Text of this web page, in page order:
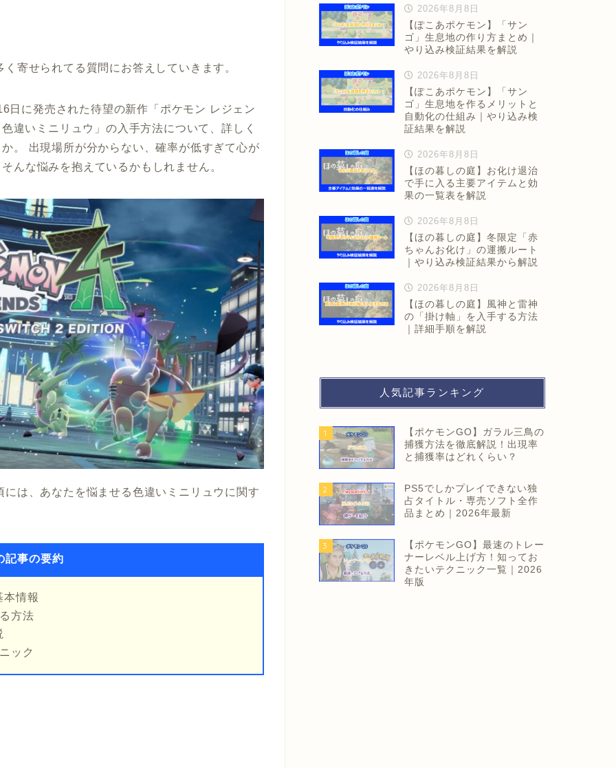
寄せられてる質問にお答えしていきます。
日に発売された待望の新作「ポケモン レジェン
違いミニリュウ」の入手方法について、詳しく
。 出現場所が分からない、確率が低すぎて心が
んな悩みを抱えているかもしれません。
は、あなたを悩ませる色違いミニリュウに関す
記事の要約
情報
方法
ック
2026年8月8日
【ぽこあポケモン】「サン
ゴ」生息地の作り方まとめ｜
やり込み検証結果を解説
2026年8月8日
【ぽこあポケモン】「サン
ゴ」生息地を作るメリットと
自動化の仕組み｜やり込み検
証結果を解説
2026年8月8日
【ほの暮しの庭】お化け退治
で手に入る主要アイテムと効
果の一覧表を解説
2026年8月8日
【ほの暮しの庭】冬限定「赤
ちゃんお化け」の運搬ルート
｜やり込み検証結果から解説
2026年8月8日
【ほの暮しの庭】風神と雷神
の「掛け軸」を入手する方法
｜詳細手順を解説
人気記事ランキング
1
【ポケモンGO】ガラル三鳥の
捕獲方法を徹底解説！出現率
と捕獲率はどれくらい？
2
PS5でしかプレイできない独
占タイトル・専売ソフト全作
品まとめ｜2026年最新
3
【ポケモンGO】最速のトレー
ナーレベル上げ方！知ってお
きたいテクニック一覧｜2026
年版